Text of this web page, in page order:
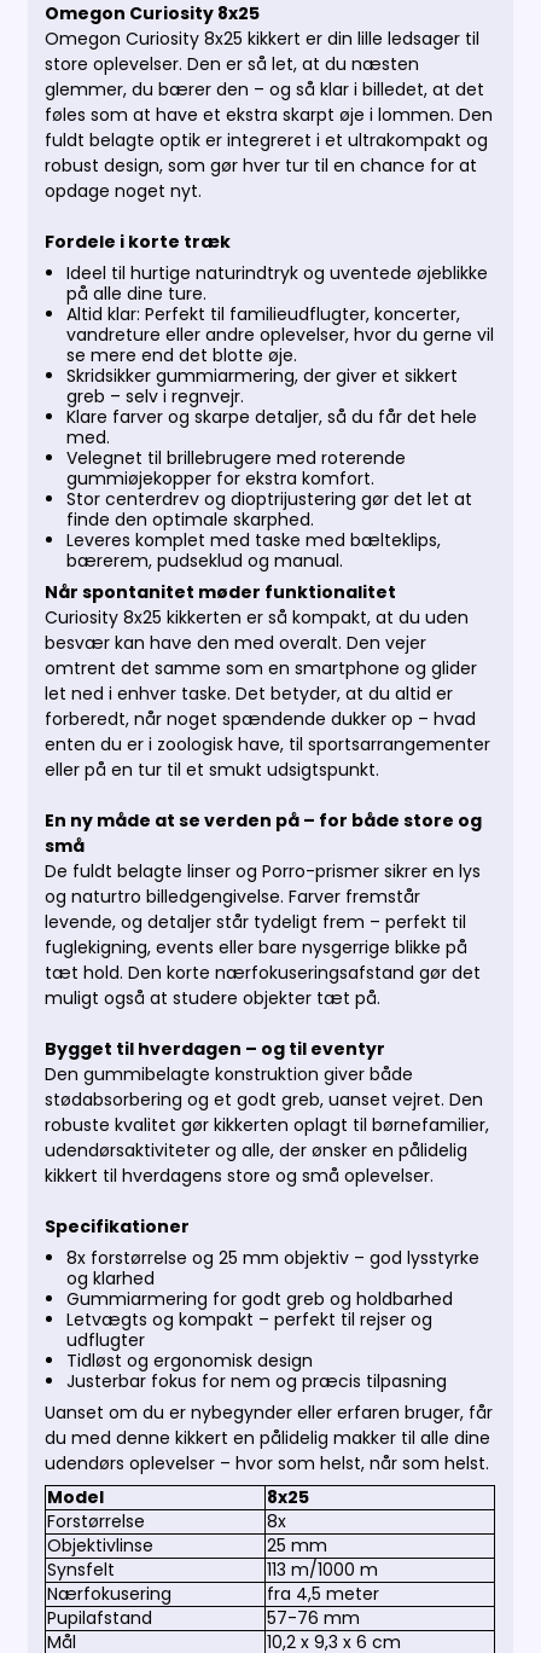
Omegon Curiosity 8x25
Omegon Curiosity 8x25 kikkert er din lille ledsager til
store oplevelser. Den er så let, at du næsten
glemmer, du bærer den – og så klar i billedet, at det
føles som at have et ekstra skarpt øje i lommen. Den
fuldt belagte optik er integreret i et ultrakompakt og
robust design, som gør hver tur til en chance for at
opdage noget nyt.
Fordele i korte træk
Ideel til hurtige naturindtryk og uventede øjeblikke
på alle dine ture.
Altid klar: Perfekt til familieudflugter, koncerter,
vandreture eller andre oplevelser, hvor du gerne vil
se mere end det blotte øje.
Skridsikker gummiarmering, der giver et sikkert
greb – selv i regnvejr.
Klare farver og skarpe detaljer, så du får det hele
med.
Velegnet til brillebrugere med roterende
gummiøjekopper for ekstra komfort.
Stor centerdrev og dioptrijustering gør det let at
finde den optimale skarphed.
Leveres komplet med taske med bælteklips,
bærerem, pudseklud og manual.
Når spontanitet møder funktionalitet
Curiosity 8x25 kikkerten er så kompakt, at du uden
besvær kan have den med overalt. Den vejer
omtrent det samme som en smartphone og glider
let ned i enhver taske. Det betyder, at du altid er
forberedt, når noget spændende dukker op – hvad
enten du er i zoologisk have, til sportsarrangementer
eller på en tur til et smukt udsigtspunkt.
En ny måde at se verden på – for både store og
små
De fuldt belagte linser og Porro-prismer sikrer en lys
og naturtro billedgengivelse. Farver fremstår
levende, og detaljer står tydeligt frem – perfekt til
fuglekigning, events eller bare nysgerrige blikke på
tæt hold. Den korte nærfokuseringsafstand gør det
muligt også at studere objekter tæt på.
Bygget til hverdagen – og til eventyr
Den gummibelagte konstruktion giver både
stødabsorbering og et godt greb, uanset vejret. Den
robuste kvalitet gør kikkerten oplagt til børnefamilier,
udendørsaktiviteter og alle, der ønsker en pålidelig
kikkert til hverdagens store og små oplevelser.
Specifikationer
8x forstørrelse og 25 mm objektiv – god lysstyrke
og klarhed
Gummiarmering for godt greb og holdbarhed
Letvægts og kompakt – perfekt til rejser og
udflugter
Tidløst og ergonomisk design
Justerbar fokus for nem og præcis tilpasning
Uanset om du er nybegynder eller erfaren bruger, får
du med denne kikkert en pålidelig makker til alle dine
udendørs oplevelser – hvor som helst, når som helst.
Model
8x25
Forstørrelse
8x
Objektivlinse
25 mm
Synsfelt
113 m/1000 m
Nærfokusering
fra 4,5 meter
Pupilafstand
57-76 mm
Mål
10,2 x 9,3 x 6 cm